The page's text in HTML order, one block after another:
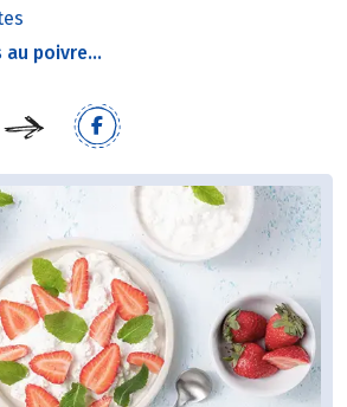
au poivre...